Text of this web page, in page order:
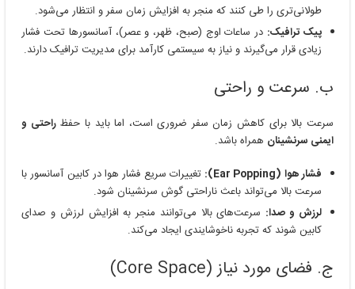
طولانی‌تری را طی کنند که منجر به افزایش زمان سفر و انتظار می‌شود.
پیک ترافیک: در ساعات اوج (صبح، ظهر، و عصر)، آسانسورها تحت فشار
زیادی قرار می‌گیرند و نیاز به سیستمی کارآمد برای مدیریت ترافیک دارند.
ب. سرعت و راحتی
سرعت بالا برای کاهش زمان سفر ضروری است، اما باید با حفظراحتی و
ایمنی سرنشینان همراه باشد.
فشار هوا (Ear Popping):
تغییرات سریع فشار هوا در کابین آسانسور با
سرعت بالا می‌تواند باعث ناراحتی گوش سرنشینان شود.
لرزش و صدا: سرعت‌های بالا می‌توانند منجر به افزایش لرزش و صدای
کابین شوند که تجربه ناخوشایندی ایجاد می‌کند.
ج. فضای مورد نیاز (Core Space)